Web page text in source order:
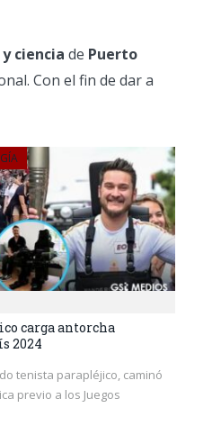
ciencia de Puerto
Con el fin de dar a
carga antorcha
2024
tenista parapléjico, caminó
previo a los Juegos